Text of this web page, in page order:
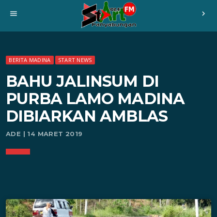
menu chevron_right
BERITA MADINA START NEWS
BAHU JALINSUM DI
PURBA LAMO MADINA
DIBIARKAN AMBLAS
ADE | 14 MARET 2019